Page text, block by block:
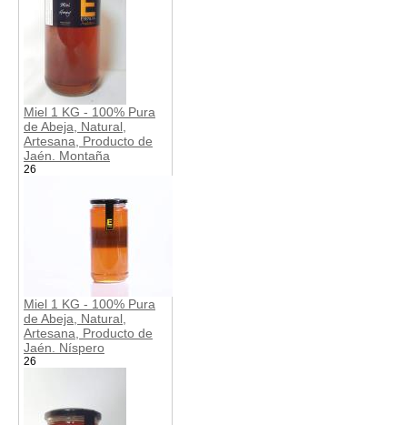
Miel 1 KG - 100% Pura
de Abeja, Natural,
Artesana, Producto de
Jaén. Montaña
26
Miel 1 KG - 100% Pura
de Abeja, Natural,
Artesana, Producto de
Jaén. Níspero
26